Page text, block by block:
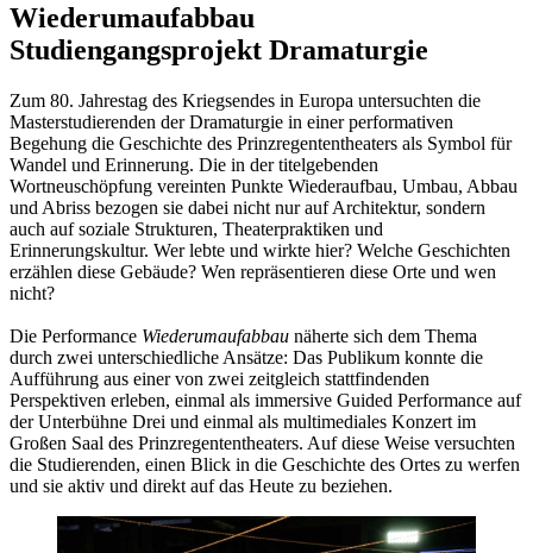
Wiederumaufabbau
Studiengangsprojekt Dramaturgie
Zum 80. Jahrestag des Kriegsendes in Europa untersuchten die
Masterstudierenden der Dramaturgie in einer performativen
Begehung die Geschichte des Prinzregententheaters als Symbol für
Wandel und Erinnerung. Die in der titelgebenden
Wortneuschöpfung vereinten Punkte Wiederaufbau, Umbau, Abbau
und Abriss bezogen sie dabei nicht nur auf Architektur, sondern
auch auf soziale Strukturen, Theaterpraktiken und
Erinnerungskultur. Wer lebte und wirkte hier? Welche Geschichten
erzählen diese Gebäude? Wen repräsentieren diese Orte und wen
nicht?
Die Performance Wiederumaufabbau näherte sich dem Thema
durch zwei unterschiedliche Ansätze: Das Publikum konnte die
Aufführung aus einer von zwei zeitgleich stattfindenden
Perspektiven erleben, einmal als immersive Guided Performance auf
der Unterbühne Drei und einmal als multimediales Konzert im
Großen Saal des Prinzregententheaters. Auf diese Weise versuchten
die Studierenden, einen Blick in die Geschichte des Ortes zu werfen
und sie aktiv und direkt auf das Heute zu beziehen.